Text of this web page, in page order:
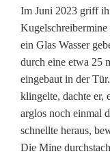
r
P
s
y
c
h
Im Juni 2023 griff
ein Glas Wasser
durch eine etwa 25
eingebaut in der
klingelte, dachte er,
arglos noch einmal
schnellte heraus,
Die Mine